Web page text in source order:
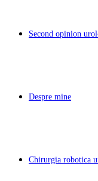
Second opinion
Despre mine
Chirurgia robotica